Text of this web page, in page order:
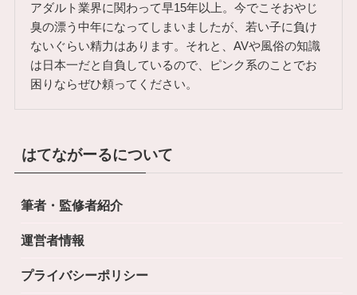
アダルト業界に関わって早15年以上。今でこそおやじ
臭の漂う中年になってしまいましたが、若い子に負け
ないぐらい精力はあります。それと、AVや風俗の知識
は日本一だと自負しているので、ピンク系のことでお
困りならぜひ頼ってください。
はてながーるについて
筆者・監修者紹介
運営者情報
プライバシーポリシー